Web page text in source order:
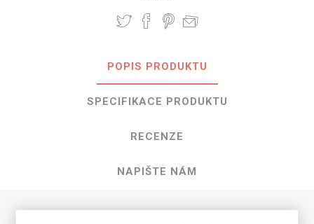
POPIS PRODUKTU
SPECIFIKACE PRODUKTU
RECENZE
NAPIŠTE NÁM